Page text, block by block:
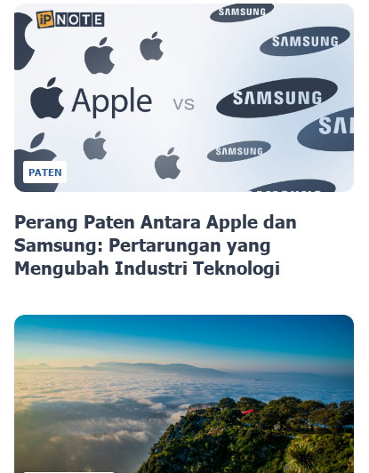
PATEN
Perang Paten Antara Apple dan
Samsung: Pertarungan yang
Mengubah Industri Teknologi